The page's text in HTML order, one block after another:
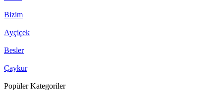
Bizim
Ayçiçek
Besler
Çaykur
Popüler Kategoriler